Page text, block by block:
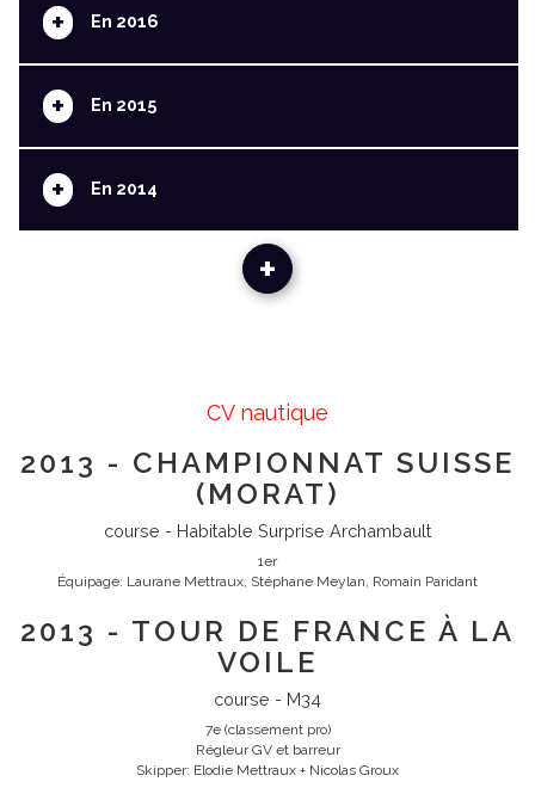
+ En 2016
+ En 2015
+ En 2014
+
CV nautique
2013 - CHAMPIONNAT SUISSE
(MORAT)
course - Habitable Surprise Archambault
1er
Équipage: Laurane Mettraux, Stéphane Meylan, Romain Paridant
2013 - TOUR DE FRANCE À LA
VOILE
course - M34
7e (classement pro)
Régleur GV et barreur
Skipper: Elodie Mettraux + Nicolas Groux